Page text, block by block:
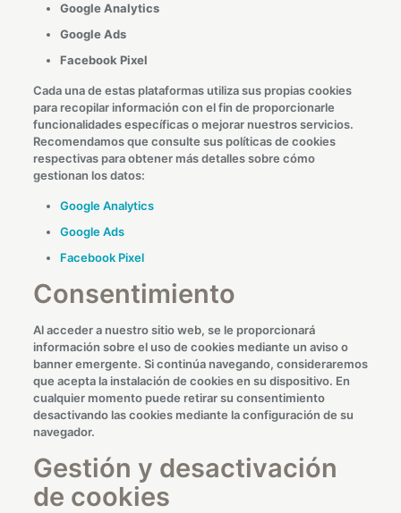
Google Analytics
Google Ads
Facebook Pixel
Cada una de estas plataformas utiliza sus propias cookies
para recopilar información con el fin de proporcionarle
funcionalidades específicas o mejorar nuestros servicios.
Recomendamos que consulte sus políticas de cookies
respectivas para obtener más detalles sobre cómo
gestionan los datos:
Google Analytics
Google Ads
Facebook Pixel
Consentimiento
Al acceder a nuestro sitio web, se le proporcionará
información sobre el uso de cookies mediante un aviso o
banner emergente. Si continúa navegando, consideraremos
que acepta la instalación de cookies en su dispositivo. En
cualquier momento puede retirar su consentimiento
desactivando las cookies mediante la configuración de su
navegador.
Gestión y desactivación
de cookies